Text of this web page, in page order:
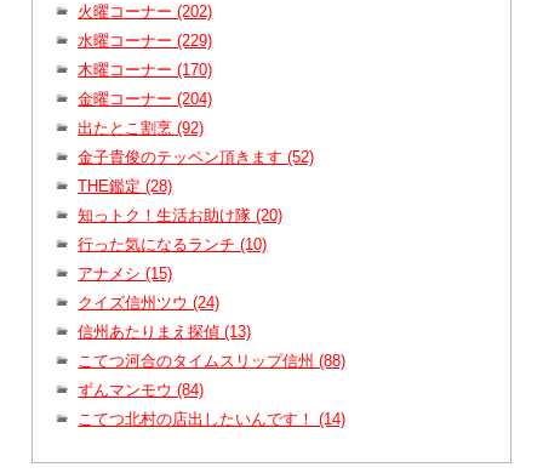
火曜コーナー (202)
水曜コーナー (229)
木曜コーナー (170)
金曜コーナー (204)
出たとこ割烹 (92)
金子貴俊のテッペン頂きます (52)
THE鑑定 (28)
知っトク！生活お助け隊 (20)
行った気になるランチ (10)
アナメシ (15)
クイズ信州ツウ (24)
信州あたりまえ探偵 (13)
こてつ河合のタイムスリップ信州 (88)
ずんマンモウ (84)
こてつ北村の店出したいんです！ (14)